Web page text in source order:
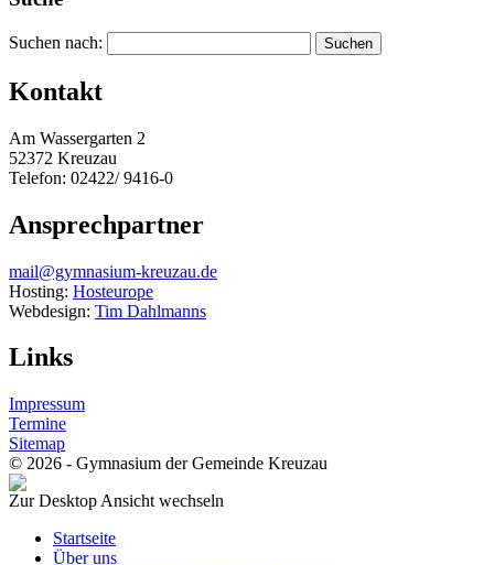
Suchen nach:
Kontakt
Am Wassergarten 2
52372 Kreuzau
Telefon: 02422/ 9416-0
Ansprechpartner
mail@gymnasium-kreuzau.de
Hosting: Hosteurope
Webdesign: Tim Dahlmanns
Links
Impressum
Termine
Sitemap
© 2026 - Gymnasium der Gemeinde Kreuzau
Zur Desktop Ansicht wechseln
Startseite
Über uns